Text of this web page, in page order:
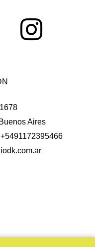
Aires
+5491172395466